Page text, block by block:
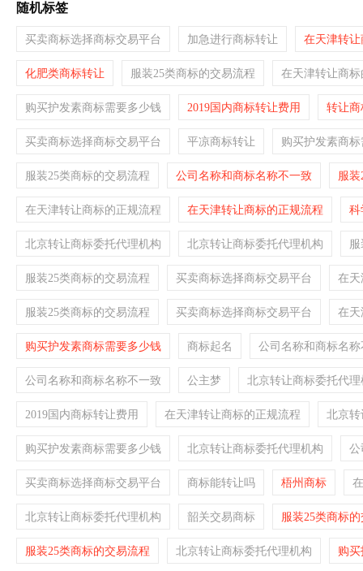
随机标签
买卖商标选择商标交易平台 加急进行商标转让 在天津转
化肥类商标转让 服装25类商标的交易流程 在天津转让商
购买护发素商标需要多少钱 2019国内商标转让费用 转让
买卖商标选择商标交易平台 平凉商标转让 购买护发素商
服装25类商标的交易流程 公司名称和商标名称不一致 服
在天津转让商标的正规流程 在天津转让商标的正规流程 科
北京转让商标委托代理机构 北京转让商标委托代理机构
服装25类商标的交易流程 买卖商标选择商标交易平台 在天
服装25类商标的交易流程 买卖商标选择商标交易平台 在天
购买护发素商标需要多少钱 商标起名 公司名称和商标名
公司名称和商标名称不一致 公主梦 北京转让商标委托代理
2019国内商标转让费用 在天津转让商标的正规流程 北京
购买护发素商标需要多少钱 北京转让商标委托代理机构 公
买卖商标选择商标交易平台 商标能转让吗 梧州商标
北京转让商标委托代理机构 韶关交易商标 服装25类商标
服装25类商标的交易流程 北京转让商标委托代理机构 购